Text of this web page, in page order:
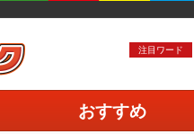
注目ワード
おすすめ